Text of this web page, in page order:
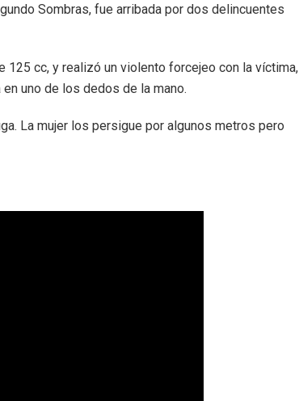
Sombras, fue arribada por dos delincuentes
cc, y realizó un violento forcejeo con la víctima,
uno de los dedos de la mano.
La mujer los persigue por algunos metros pero